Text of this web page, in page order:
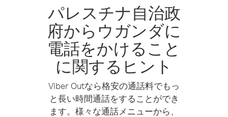
パレスチナ自治政
府からウガンダに
電話をかけること
に関するヒント
Viber Outなら格安の通話料でもっ
と長い時間通話をすることができ
ます。様々な通話メニューから、